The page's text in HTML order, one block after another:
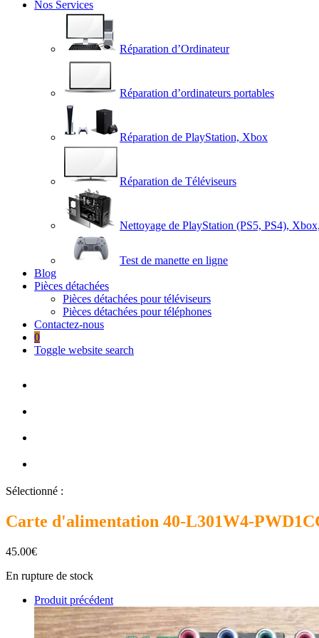
Nos Services
Réparation d’Ordinateur
Réparation d’ordinateurs portables
Réparation de PlayStation, Xbox
Réparation de Téléviseurs
Nettoyage de PlayStation (PS5, PS4),
Test de manette en ligne
Blog
Pièces détachées
Pièces détachées pour téléviseurs
Pièces détachées pour téléphones
Contactez-nous
0
Toggle website search
Sélectionné :
Carte d'alimentation 40-L301W4-
45.00€
En rupture de stock
Produit précédent